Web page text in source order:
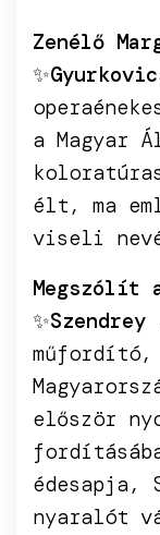
Zenélő
✨
a Magyar
élt, ma
viseli
Megszólít
✨
műfordító,
először
édesapja,
nyaralót